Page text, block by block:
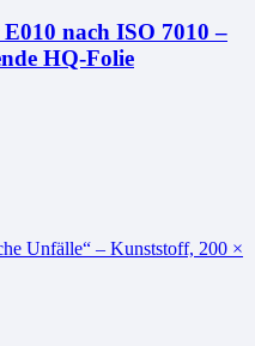
nach ISO 7010 –
HQ-Folie